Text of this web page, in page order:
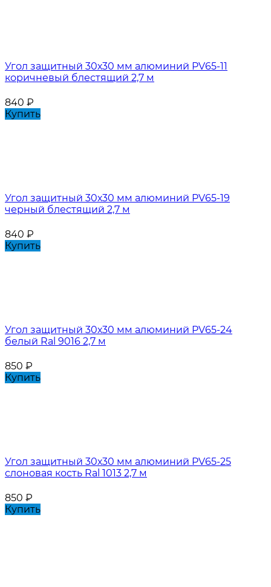
Угол защитный 30х30 мм алюминий PV65-11
коричневый блестящий 2,7 м
840 ₽
Купить
Угол защитный 30х30 мм алюминий PV65-19
черный блестящий 2,7 м
840 ₽
Купить
Угол защитный 30х30 мм алюминий PV65-24
белый Ral 9016 2,7 м
850 ₽
Купить
Угол защитный 30х30 мм алюминий PV65-25
слоновая кость Ral 1013 2,7 м
850 ₽
Купить